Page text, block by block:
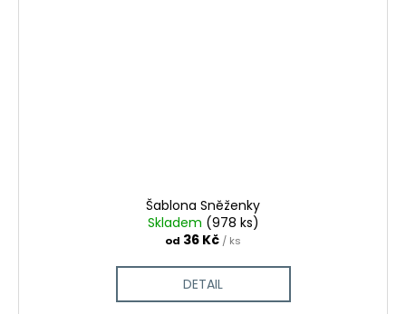
Šablona Sněženky
Skladem (978 ks)
od 36 Kč / ks
DETAIL